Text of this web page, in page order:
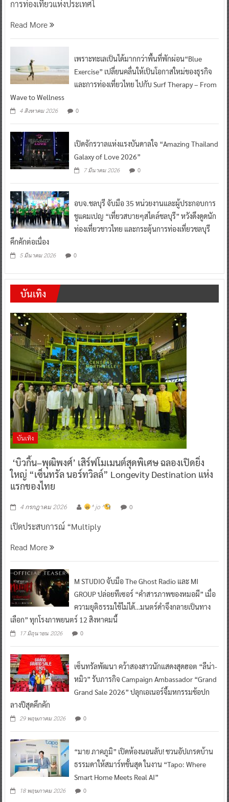
การท่องเที่ยวแห่งประเทศไ
Read More
เพราะทะเลเป็นได้มากกว่าพื้นที่พักผ่อน“Blue
Exercise” เปลี่ยนคลื่นให้เป็นโอกาสใหม่ของธุรกิจ
และการท่องเที่ยวไทย ไปกับ Surf Therapy – From
Wave to Wellness
4 สิงหาคม 2026 0
เปิดจักรวาลแห่งแรงบันดาลใจ “Amazing Thailand
Galaxy of Love 2026”
7 มีนาคม 2026 0
อบจ.ชลบุรี จับมือ 35 หน่วยงานและผู้ประกอบการ
ชูแคมเปญ “เที่ยวสบายๆสไตล์ชลบุรี” หวังดึงดูดนัก
ท่องเที่ยวชาวไทย และกระตุ้นการท่องเที่ยวชลบุรี
คึกคักต่อเนื่อง
5 มีนาคม 2026 0
บันเทิง
บันเทิง
‘บิวกิ้น–พุฒิพงศ์’ เสิร์ฟโมเมนต์สุดพิเศษ ฉลองเปิดยิ่ง
ใหญ่ “เซ็นทรัล นอร์ทวิลล์” Longevity Destination แห่ง
แรกของไทย
4 กรกฎาคม 2026 ^ jo ^ 0
เปิดประสบการณ์ “Multiply
Read More
M STUDIO จับมือ The Ghost Radio และ MI
GROUP ปล่อยทีเซอร์ “คำสารภาพของหมอผี” เมื่อ
ความยุติธรรมใช้ไม่ได้…มนตร์ดำจึงกลายเป็นทาง
เลือก” ทุกโรงภาพยนตร์ 12 สิงหาคมนี้
17 มิถุนายน 2026 0
เซ็นทรัลพัฒนา คว้าสองสาวนักแสดงสุดฮอต “ลีน่า-
หมิว” รับภารกิจ Campaign Ambassador “Grand
Grand Sale 2026” ปลุกเอเนอร์จี้มหกรรมช้อปก
ลางปีสุดคึกคัก
29 พฤษภาคม 2026 0
“มาย ภาคภูมิ” เปิดห้องนอนลับ! ชวนอัปเกรดบ้าน
ธรรมดาให้สมาร์ทขั้นสุด ในงาน “Tapo: Where
Smart Home Meets Real AI”
18 พฤษภาคม 2026 0